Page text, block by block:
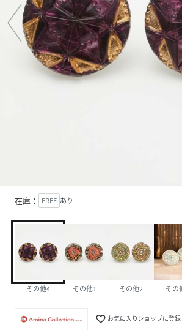
在庫： FREE あり
その他4 その他1 その他2 その
favorite_border お気に入りショップに登録